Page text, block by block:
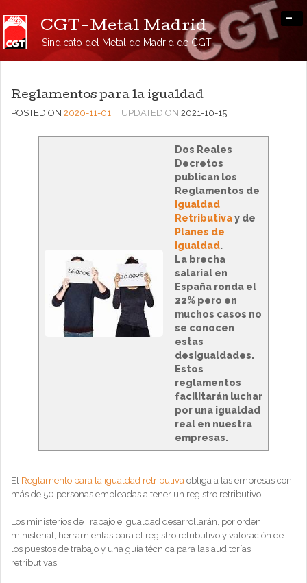
CGT-Metal Madrid
Sindicato del Metal de Madrid de CGT
-
Reglamentos para la igualdad
POSTED ON 2020-11-01 UPDATED ON 2021-10-15
Dos Reales
Decretos
publican los
Reglamentos de
Igualdad
Retributivay de
Planes de
Igualdad.
La brecha
salarial en
España ronda el
22% pero en
muchos casos no
se conocen
estas
desigualdades.
Estos
reglamentos
facilitarán luchar
por una igualdad
real en nuestra
empresas.
El Reglamento para la igualdad retributiva obliga a las empresas con
más de 50 personas empleadas a tener un registro retributivo.
Los ministerios de Trabajo e Igualdad desarrollarán, por orden
ministerial, herramientas para el registro retributivo y valoración de
los puestos de trabajo y una guía técnica para las auditorías
retributivas.